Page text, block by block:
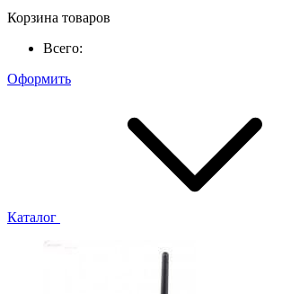
Корзина товаров
Всего:
Оформить
Каталог